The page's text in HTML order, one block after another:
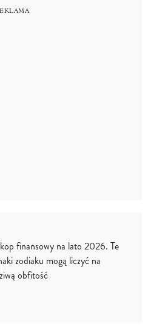
finansowy na lato 2026. Te
zodiaku mogą liczyć na
obfitość